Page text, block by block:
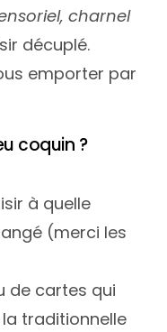
charnel
décuplé.
emporter par
coquin ?
à quelle
(merci les
de cartes qui
traditionnelle